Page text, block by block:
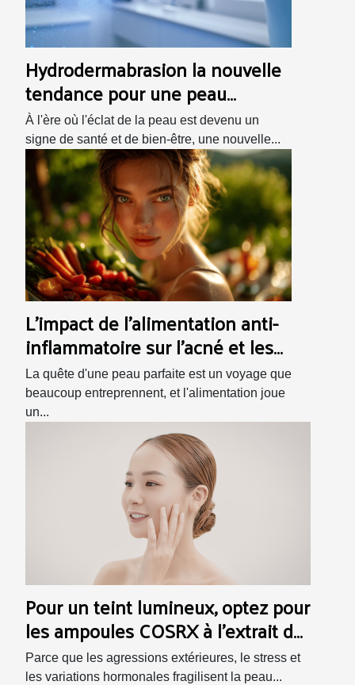
Pour un teint lumineux, optez pour
les ampoules COSRX à l’extrait de
propolis !
Parce que les agressions extérieures, le stress et
les variations hormonales fragilisent la peau...
Hydrodermabrasion la nouvelle
tendance pour une peau
éclatante
À l'ère où l'éclat de la peau est devenu un
signe de santé et de bien-être, une nouvelle...
L'impact de l'alimentation anti-
inflammatoire sur l'acné et les
imperfections cutanées
La quête d'une peau parfaite est un voyage que
beaucoup entreprennent, et l'alimentation joue
un...